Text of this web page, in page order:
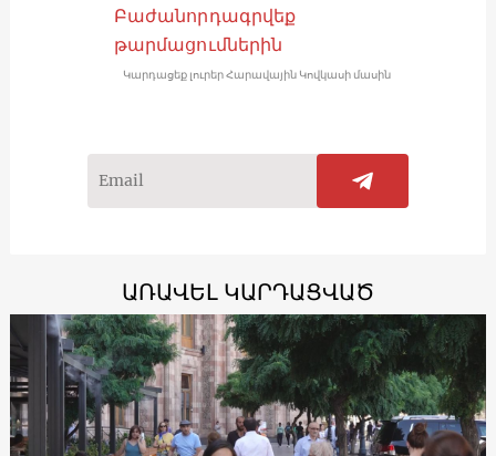
Բաժանորդագրվեք
թարմացումներին
Կարդացեք լուրեր Հարավային Կովկասի մասին
ԱՌԱՎԵԼ ԿԱՐԴԱՑՎԱԾ